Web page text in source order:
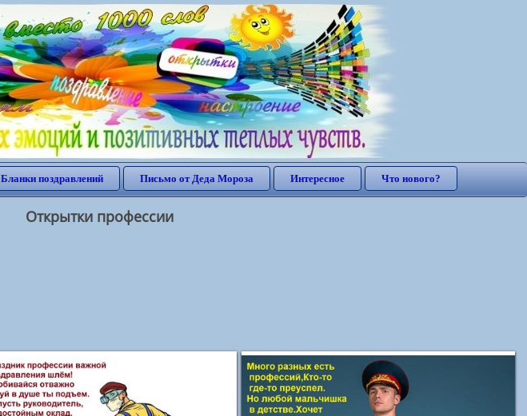
Бланки поздравлений Письмо от Деда Мороза Интересное Что нового?
Открытки профессии